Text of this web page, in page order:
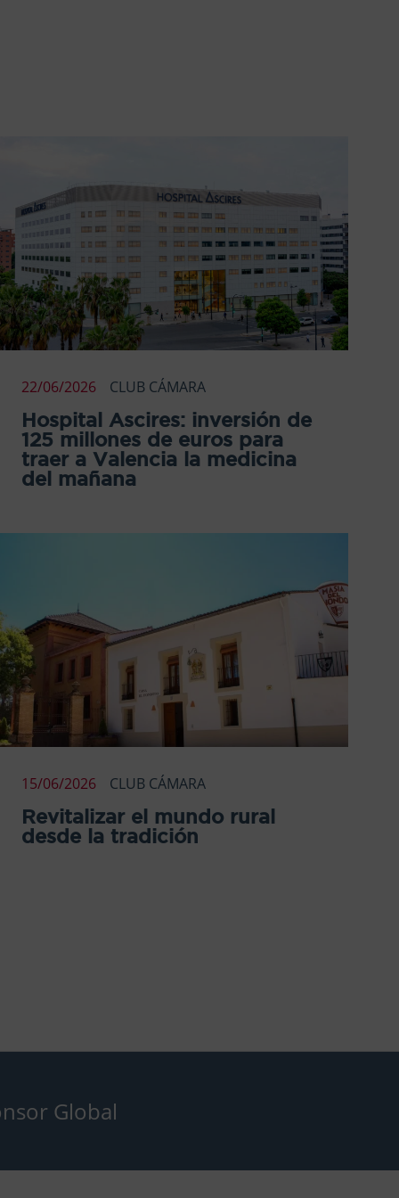
22/06/2026 CLUB CÁMARA
Hospital Ascires: inversión de
125 millones de euros para
traer a Valencia la medicina
del mañana
15/06/2026 CLUB CÁMARA
Revitalizar el mundo rural
desde la tradición
Global